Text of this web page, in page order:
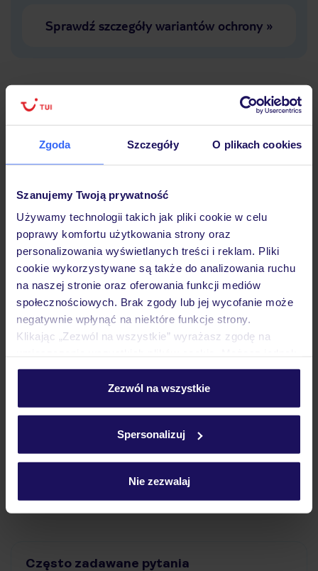
Zgoda Szczegóły O plikach cookies
Szanujemy Twoją prywatność
Używamy technologii takich jak pliki cookie w celu
poprawy komfortu użytkowania strony oraz
personalizowania wyświetlanych treści i reklam. Pliki
cookie wykorzystywane są także do analizowania ruchu
na naszej stronie oraz oferowania funkcji mediów
społecznościowych. Brak zgody lub jej wycofanie może
negatywnie wpłynąć na niektóre funkcje strony.
Klikając „Zezwól na wszystkie” wyrażasz zgodę na
personalizować swój wybór wchodząc w zakładkę
Szczegółowe informacje o plikach cookie znajdziesz
Zezwól na wszystkie
Spersonalizuj
Nie zezwalaj
Sprawdź szczegóły wariantów ochrony»
podróży w Polsce
Hotel
Pokoje
Atrakcje
Ważne informacje
Często zadawane pytania